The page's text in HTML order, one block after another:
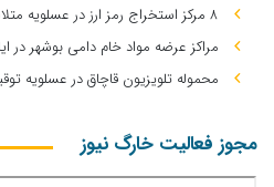
۸ مرکز استخراج رمز ارز در عسلویه متلاشی شد
مراکز عرضه مواد خام دامی بوشهر در
محموله تلویزیون قاچاق در عسلویه
مجوز فعالیت خارگ نیوز